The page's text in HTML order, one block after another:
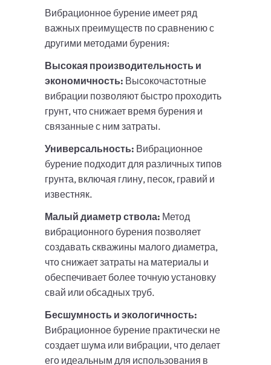
Вибрационное бурение имеет ряд
важных преимуществ по сравнению с
другими методами бурения:
Высокая производительность и
экономичность: Высокочастотные
вибрации позволяют быстро проходить
грунт, что снижает время бурения и
связанные с ним затраты.
Универсальность: Вибрационное
бурение подходит для различных типов
грунта, включая глину, песок, гравий и
известняк.
Малый диаметр ствола: Метод
вибрационного бурения позволяет
создавать скважины малого диаметра,
что снижает затраты на материалы и
обеспечивает более точную установку
свай или обсадных труб.
Бесшумность и экологичность:
Вибрационное бурение практически не
создает шума или вибрации, что делает
его идеальным для использования в